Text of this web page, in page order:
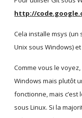
http://
Cela installe msys (un
Unix sous Windows)
Comme vous le
Windows mais plutôt
fonctionne, mais
sous Linux. Si la